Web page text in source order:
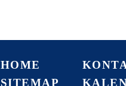
HOME
SITEMAP